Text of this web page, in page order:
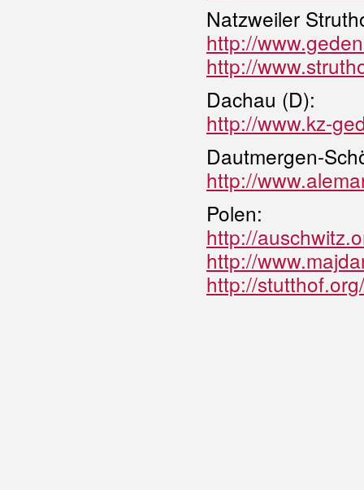
Natzweiler
http://
http://
Dachau (D):
http://www.kz-
Dautmergen-
http://
Polen:
http://
http://
http://